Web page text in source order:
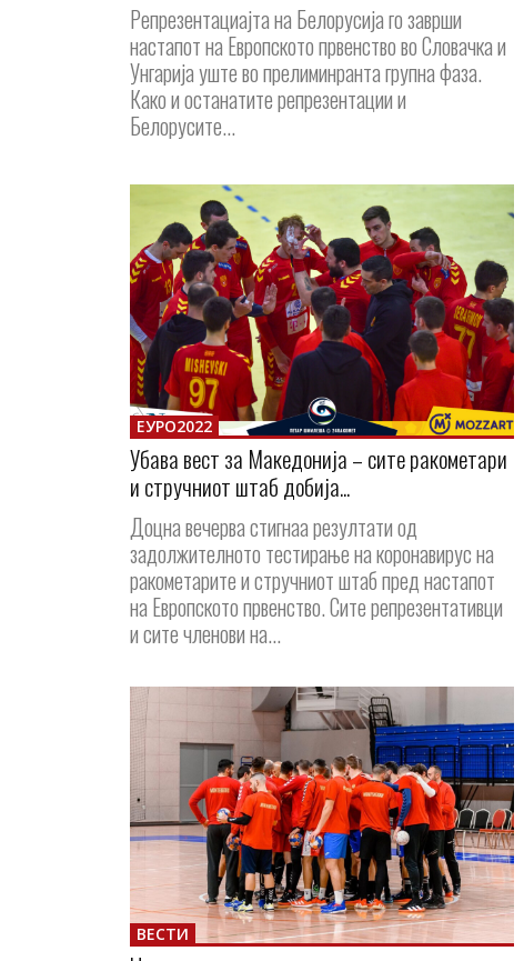
Репрезентациајта на Белорусија го заврши
настапот на Европското првенство во Словачка и
Унгарија уште во прелиминранта групна фаза.
Како и останатите репрезентации и
Белорусите...
ЕУРО2022
Убава вест за Македонија – сите ракометари
и стручниот штаб добија...
Доцна вечерва стигнаа резултати од
задолжителното тестирање на коронавирус на
ракометарите и стручниот штаб пред настапот
на Европското првенство. Сите репрезентативци
и сите членови на...
ВЕСТИ